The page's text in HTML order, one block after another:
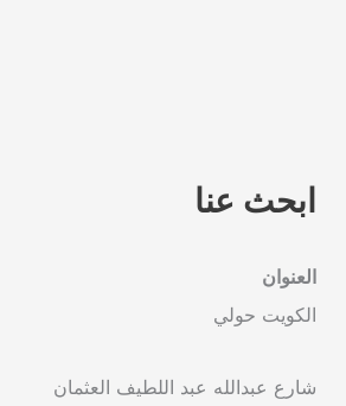
ابحث عنا
العنوان
الكويت حولي
شارع عبدالله عبد اللطيف العثمان